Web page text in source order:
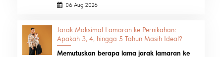
06 Aug 2026
Jarak Maksimal Lamaran ke Pernikahan:
Apakah 3, 4, hingga 5 Tahun Masih Ideal?
Memutuskan berapa lama jarak lamaran ke